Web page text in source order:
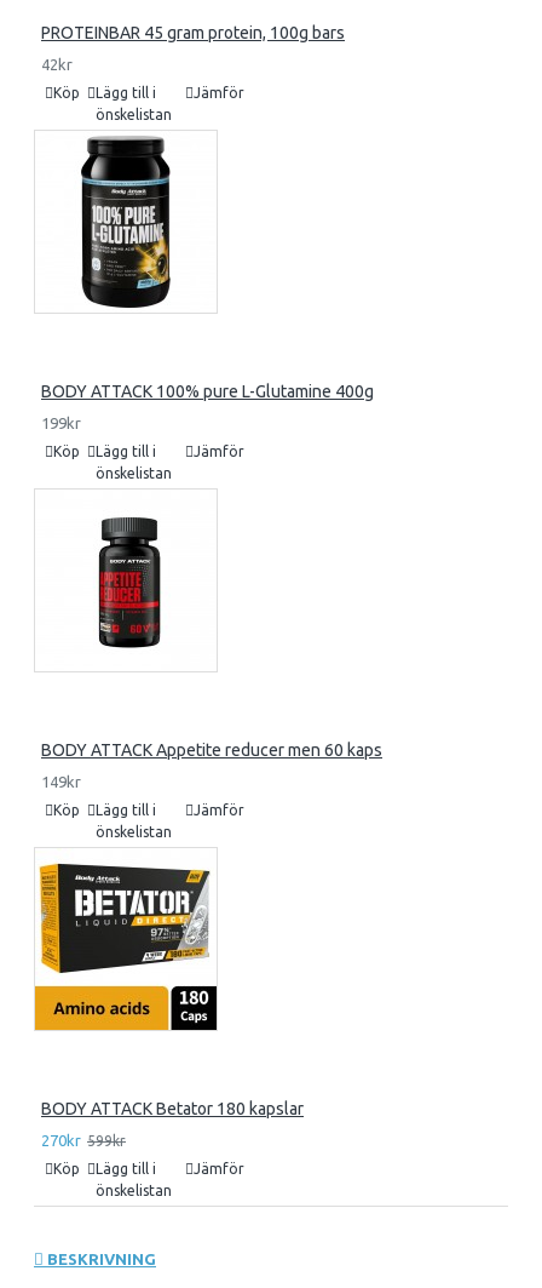
PROTEINBAR 45 gram protein, 100g bars
42kr
Köp
Lägg till i
önskelistan
Jämför
BODY ATTACK 100% pure L-Glutamine 400g
199kr
Köp
Lägg till i
önskelistan
Jämför
BODY ATTACK Appetite reducer men 60 kaps
149kr
Köp
Lägg till i
önskelistan
Jämför
BODY ATTACK Betator 180 kapslar
270kr 599kr
Köp
Lägg till i
önskelistan
Jämför
BESKRIVNING